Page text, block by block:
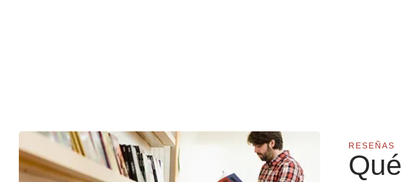
RESEÑAS